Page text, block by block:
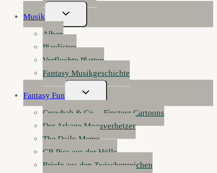
Musik
Untermenü
Umschalten
Alben
Playlisten
Verfluchte Platten
Fantasy Musikgeschichte
Fantasy Fun
Untermenü
Umschalten
Crowbah & Co. – Finstere Cartoons
Der Arkane Moosverhetzer
The Daily Meme
GB Pics aus der Hölle
Briefe aus den Zwischenreichen